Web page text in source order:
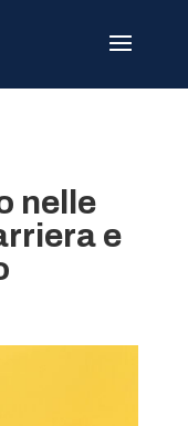
nelle
e